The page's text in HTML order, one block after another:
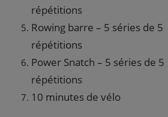
répétitions
Rowing barre – 5 séries de 5
répétitions
Power Snatch – 5 séries de 5
répétitions
10 minutes de vélo